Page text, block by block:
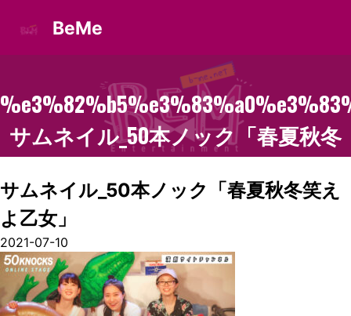
BeMe
サムネイル_50本ノック「春夏秋冬
笑えよ乙女」
サムネイル_50本ノック「春夏秋冬笑え
よ乙女」
2021-07-10